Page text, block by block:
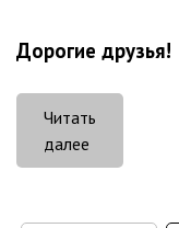
Дорогие друзья!
Читать
далее
свеча